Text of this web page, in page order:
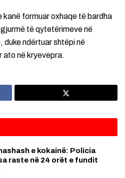
formuar oxhaqe të bardha
të qytetërimeve në
ndërtuar shtëpi në
ato në kryevepra.
e kokainë: Policia
raste në 24 orët e fundit